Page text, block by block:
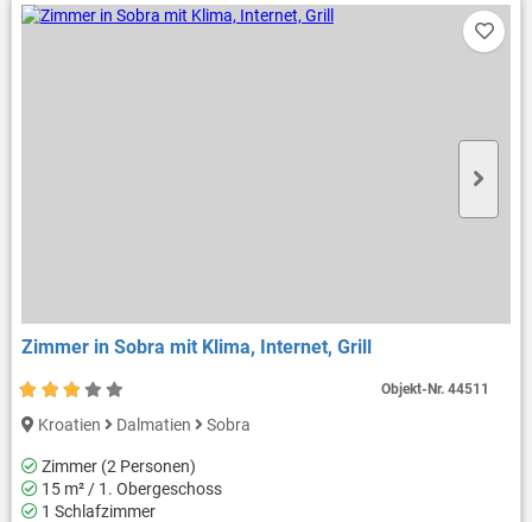
Zimmer in Sobra mit Klima, Internet, Grill
Kroatien Dalmatien Sobra
Zimmer (2 Personen)
15 m² / 1. Obergeschoss
1 Schlafzimmer
Objekt-Nr.44511